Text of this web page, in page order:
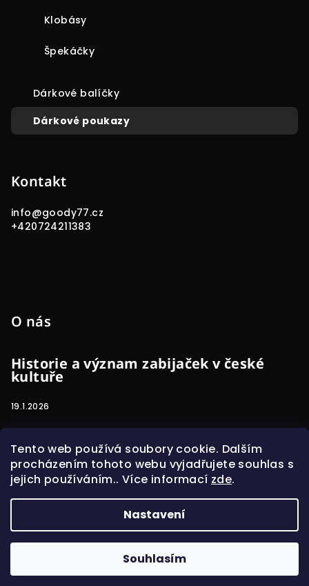
Tento web používá soubory cookie. Dalším
procházením tohoto webu vyjadřujete souhlas s
jejich používáním.. Více informací zde.
Nastavení
Souhlasím
Klobásy
Špekáčky
Dárkové balíčky
Dárkové poukazy
Kontakt
info@goody77.cz
+420724211383
O nás
Historie a význam zabijaček v české
kultuře
19.1.2026
Proč je důležité podporovat lokální
farmy a jak to ovlivňuje kvalitu potravin
Vytvořil Shoptet